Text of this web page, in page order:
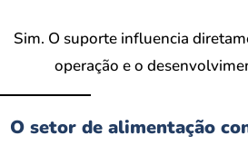
Sim. O suporte influencia
operação e o
O setor de alimentação